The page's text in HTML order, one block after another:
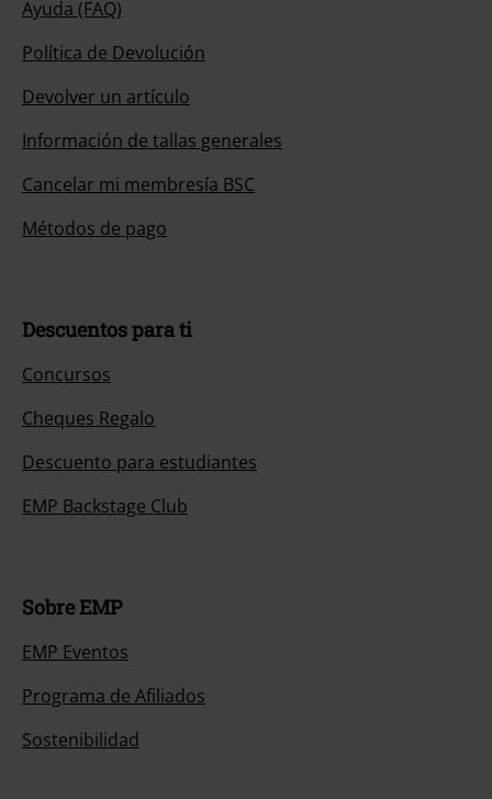
Ayuda (FAQ)
Política de Devolución
Devolver un artículo
Información de tallas generales
Cancelar mi membresía BSC
Métodos de pago
Descuentos para ti
Concursos
Cheques Regalo
Descuento para estudiantes
EMP Backstage Club
Sobre EMP
EMP Eventos
Programa de Afiliados
Sostenibilidad